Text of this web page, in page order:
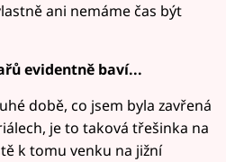
ani nemáme čas být
evidentně baví...
době, co jsem byla zavřená
je to taková třešinka na
k tomu venku na jižní